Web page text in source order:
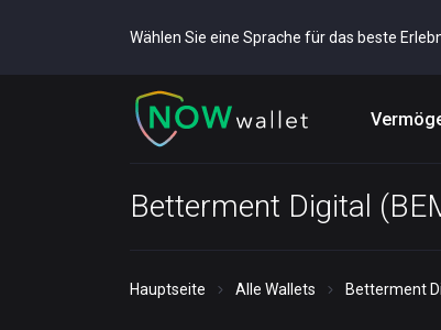
Wählen Sie eine Sprache für das beste
Betterment Digital
Hauptseite Alle Wallets Betterment